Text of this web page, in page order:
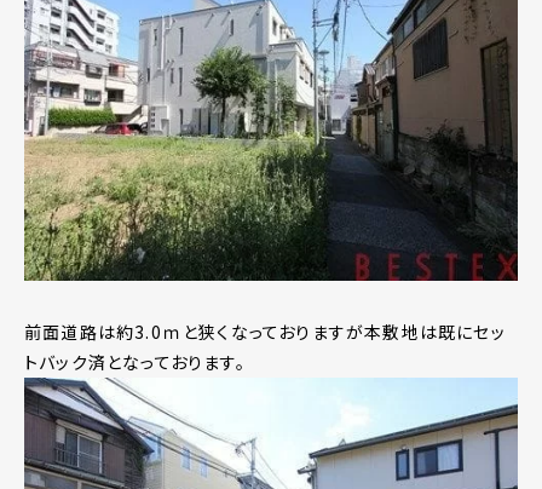
前面道路は約3.0ｍと狭くなっておりますが本敷地は既にセッ
トバック済となっております。